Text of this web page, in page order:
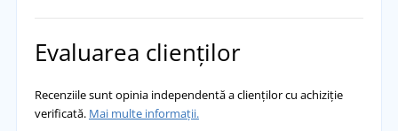
Evaluarea clienților
Recenziile sunt opinia independentă a clienților cu achiziție
verificată. Mai multe informații.